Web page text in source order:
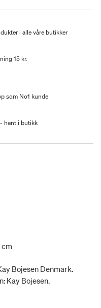
i alle våre butikker
15 kr.
som No1 kunde
hent i butikk
cm
Bojesen Denmark.
Kay Bojesen.